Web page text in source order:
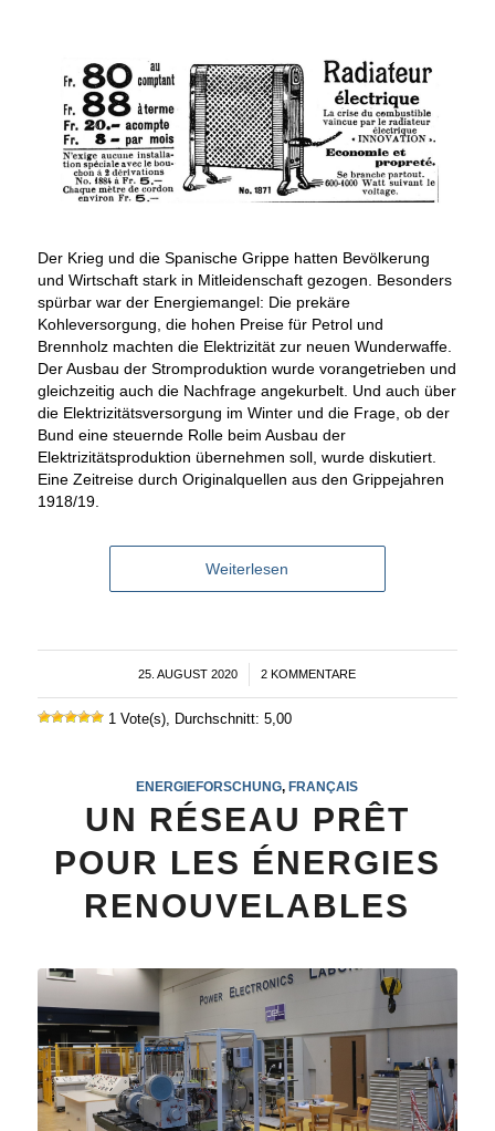
Der Krieg und die Spanische Grippe hatten Bevölkerung
und Wirtschaft stark in Mitleidenschaft gezogen. Besonders
spürbar war der Energiemangel: Die prekäre
Kohleversorgung, die hohen Preise für Petrol und
Brennholz machten die Elektrizität zur neuen Wunderwaffe.
Der Ausbau der Stromproduktion wurde vorangetrieben und
gleichzeitig auch die Nachfrage angekurbelt. Und auch über
die Elektrizitätsversorgung im Winter und die Frage, ob der
Bund eine steuernde Rolle beim Ausbau der
Elektrizitätsproduktion übernehmen soll, wurde diskutiert.
Eine Zeitreise durch Originalquellen aus den Grippejahren
1918/19.
Weiterlesen
25. AUGUST 2020
/ 2 KOMMENTARE
1 Vote(s), Durchschnitt: 5,00
ENERGIEFORSCHUNG, FRANÇAIS
UN RÉSEAU PRÊT
POUR LES ÉNERGIES
RENOUVELABLES